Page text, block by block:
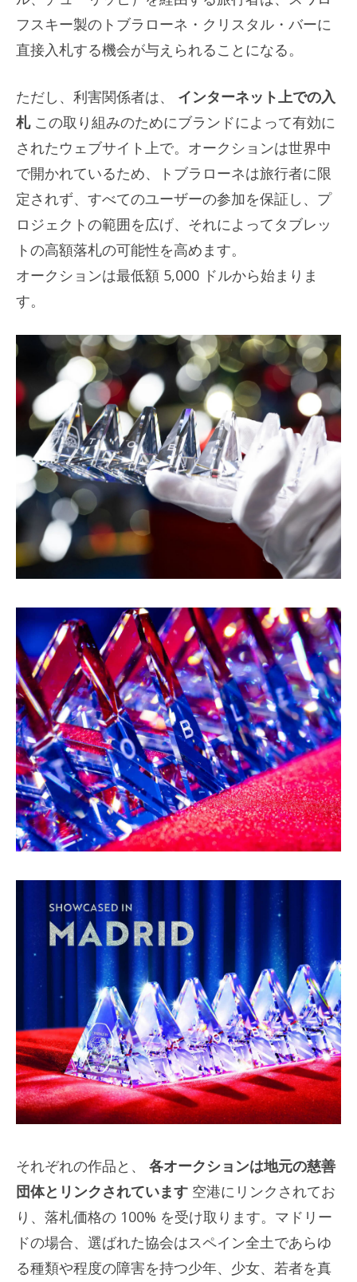
フスキー製のトブラローネ・クリスタル・バーに
直接入札する機会が与えられることになる。
ただし、利害関係者は、 インターネット上での入
札 この取り組みのためにブランドによって有効に
されたウェブサイト上で。オークションは世界中
で開かれているため、トブラローネは旅行者に限
定されず、すべてのユーザーの参加を保証し、プ
ロジェクトの範囲を広げ、それによってタブレッ
トの高額落札の可能性を高めます。
オークションは最低額 5,000 ドルから始まりま
す。
それぞれの作品と、 各オークションは地元の慈善
団体とリンクされています 空港にリンクされてお
り、落札価格の 100% を受け取ります。マドリー
ドの場合、選ばれた協会はスペイン全土であらゆ
る種類や程度の障害を持つ少年、少女、若者を真